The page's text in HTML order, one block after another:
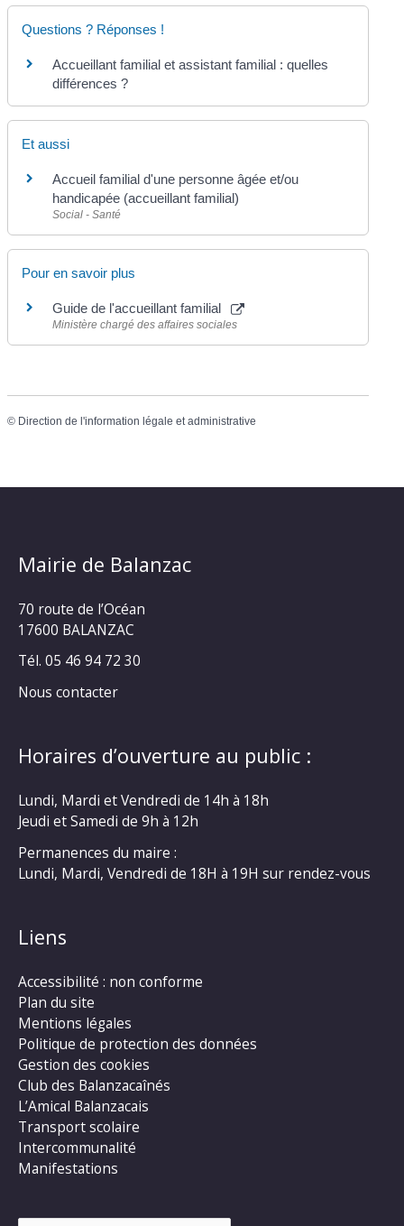
Questions ? Réponses !
Accueillant familial et assistant familial : quelles
différences ?
Et aussi
Accueil familial d'une personne âgée et/ou
handicapée (accueillant familial)
Social - Santé
Pour en savoir plus
Guide de l'accueillant familial
Ministère chargé des affaires sociales
© Direction de l'information légale et administrative
Mairie de Balanzac
70 route de l’Océan
17600 BALANZAC
Tél. 05 46 94 72 30
Nous contacter
Horaires d’ouverture au public :
Lundi, Mardi et Vendredi de 14h à 18h
Jeudi et Samedi de 9h à 12h
Permanences du maire :
Lundi, Mardi, Vendredi de 18H à 19H sur rendez-vous
Liens
Accessibilité : non conforme
Plan du site
Mentions légales
Politique de protection des données
Gestion des cookies
Club des Balanzacaînés
L’Amical Balanzacais
Transport scolaire
Intercommunalité
Manifestations